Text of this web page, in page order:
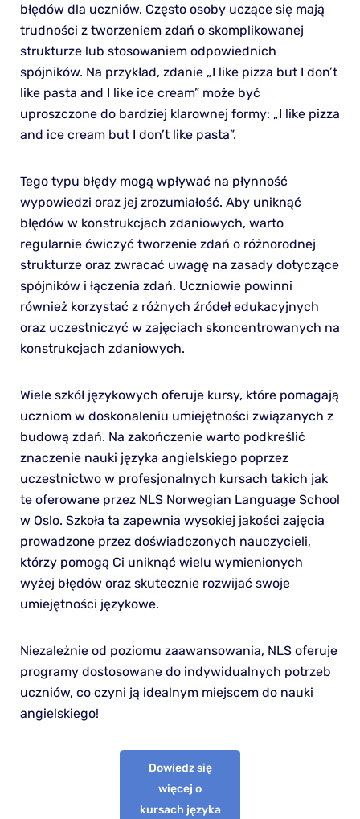
błędów dla uczniów. Często osoby uczące się mają
trudności z tworzeniem zdań o skomplikowanej
strukturze lub stosowaniem odpowiednich
spójników. Na przykład, zdanie „I like pizza but I don’t
like pasta and I like ice cream” może być
uproszczone do bardziej klarownej formy: „I like pizza
and ice cream but I don’t like pasta”.
Tego typu błędy mogą wpływać na płynność
wypowiedzi oraz jej zrozumiałość. Aby uniknąć
błędów w konstrukcjach zdaniowych, warto
regularnie ćwiczyć tworzenie zdań o różnorodnej
strukturze oraz zwracać uwagę na zasady dotyczące
spójników i łączenia zdań. Uczniowie powinni
również korzystać z różnych źródeł edukacyjnych
oraz uczestniczyć w zajęciach skoncentrowanych na
konstrukcjach zdaniowych.
Wiele szkół językowych oferuje kursy, które pomagają
uczniom w doskonaleniu umiejętności związanych z
budową zdań. Na zakończenie warto podkreślić
znaczenie nauki języka angielskiego poprzez
uczestnictwo w profesjonalnych kursach takich jak
te oferowane przez NLS Norwegian Language School
w Oslo. Szkoła ta zapewnia wysokiej jakości zajęcia
prowadzone przez doświadczonych nauczycieli,
którzy pomogą Ci uniknąć wielu wymienionych
wyżej błędów oraz skutecznie rozwijać swoje
umiejętności językowe.
Niezależnie od poziomu zaawansowania, NLS oferuje
programy dostosowane do indywidualnych potrzeb
uczniów, co czyni ją idealnym miejscem do nauki
angielskiego!
Dowiedz się
więcej o
kursach języka